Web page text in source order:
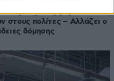
την αξιολόγηση
στους πολίτες – Αλλάζει ο
δόμησης